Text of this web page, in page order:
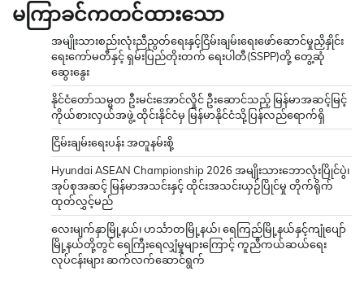
မကြာခင်ကတင်ထားသော
အမျိုးသားစည်းလုံးညီညွတ်ရေးနှင့်ငြိမ်းချမ်းရေးဖော်ဆောင်မှုညှိနှိုင်း
ရေးကော်မတီနှင့် ရှမ်းပြည်တိုးတက် ရေးပါတီ(SSPP)တို့ တွေ့ဆုံ
ဆွေးနွေး
နိုင်ငံတော်သမ္မတ ဦးမင်းအောင်လှိုင် ဦးဆောင်သည့် မြန်မာအဆင့်မြင့်
ကိုယ်စားလှယ်အဖွဲ့ ထိုင်းနိုင်ငံမှ မြန်မာနိုင်ငံသို့ပြန်လည်ရောက်ရှိ
ငြိမ်းချမ်းရေးပန်း အတူနမ်းစို့
Hyundai ASEAN Championship 2026 အမျိုးသားဘောလုံးပြိုင်ပွဲ၊
အုပ်စုအဆင့် မြန်မာအသင်းနှင့် ထိုင်းအသင်းယှဉ်ပြိုင်မှု တိုက်ရိုက်
ထုတ်လွှင့်မည်
လေးမျက်နှာမြို့နယ်၊ ဟင်္သာတမြို့နယ်၊ ရေကြည်မြို့နယ်နှင့်ကျုံပျော်
မြို့နယ်တို့တွင် ရေကြီးရေလျှံမှုများကြောင့် ကူညီကယ်ဆယ်ရေး
လုပ်ငန်းများ ဆက်လက်ဆောင်ရွက်